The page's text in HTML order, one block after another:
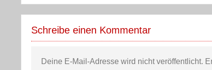
Schreibe einen Kommentar
Deine E-Mail-Adresse wird nicht veröffentlicht.